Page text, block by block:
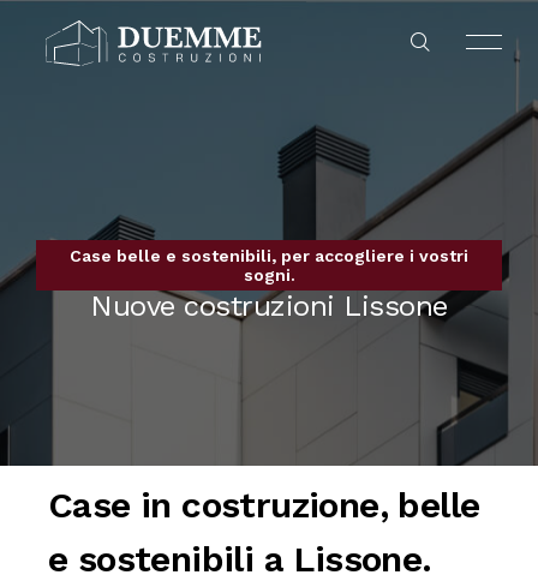
HOME
NUOVE COSTRUZIONI
COMO
REALIZZAZIONI
ZEROPENSIERI
Case belle e sostenibili, per accogliere i vostri
sogni.
Nuove costruzioni Lissone
Case in costruzione, belle
e sostenibili a Lissone.